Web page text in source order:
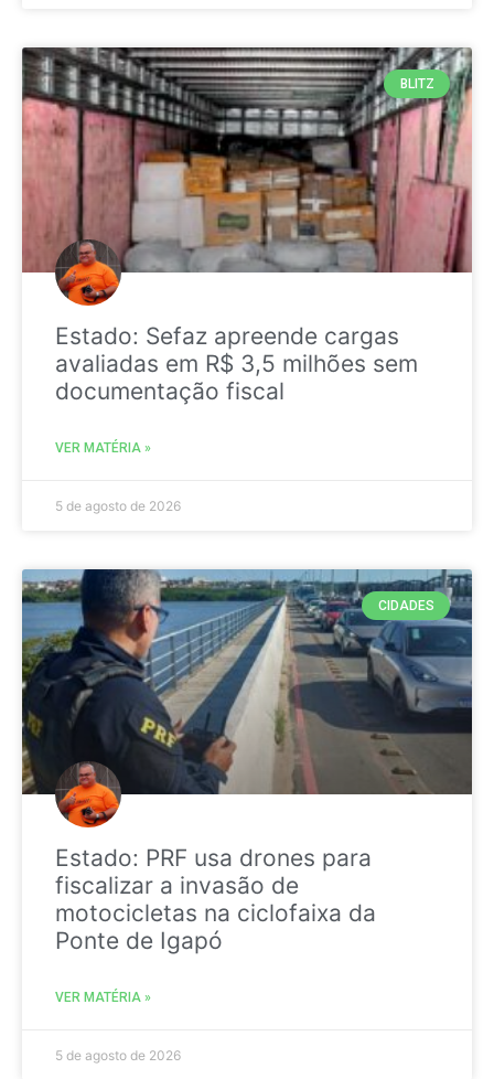
BLITZ
Estado: Sefaz apreende cargas
avaliadas em R$ 3,5 milhões sem
documentação fiscal
VER MATÉRIA »
5 de agosto de 2026
CIDADES
Estado: PRF usa drones para
fiscalizar a invasão de
motocicletas na ciclofaixa da
Ponte de Igapó
VER MATÉRIA »
5 de agosto de 2026